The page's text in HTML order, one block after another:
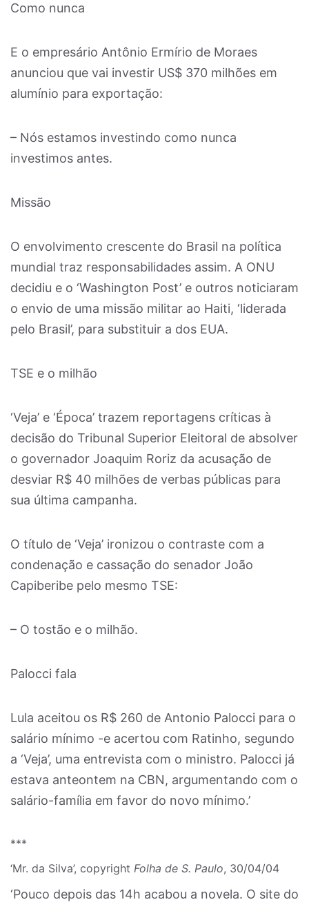
Como nunca
E o empresário Antônio Ermírio de Moraes
anunciou que vai investir US$ 370 milhões em
alumínio para exportação:
– Nós estamos investindo como nunca
investimos antes.
Missão
O envolvimento crescente do Brasil na política
mundial traz responsabilidades assim. A ONU
decidiu e o ‘Washington Post’ e outros noticiaram
o envio de uma missão militar ao Haiti, ‘liderada
pelo Brasil’, para substituir a dos EUA.
TSE e o milhão
‘Veja’ e ‘Época’ trazem reportagens críticas à
decisão do Tribunal Superior Eleitoral de absolver
o governador Joaquim Roriz da acusação de
desviar R$ 40 milhões de verbas públicas para
sua última campanha.
O título de ‘Veja’ ironizou o contraste com a
condenação e cassação do senador João
Capiberibe pelo mesmo TSE:
– O tostão e o milhão.
Palocci fala
Lula aceitou os R$ 260 de Antonio Palocci para o
salário mínimo -e acertou com Ratinho, segundo
a ‘Veja’, uma entrevista com o ministro. Palocci já
estava anteontem na CBN, argumentando com o
salário-família em favor do novo mínimo.’
***
‘Mr. da Silva’, copyright Folha de S. Paulo, 30/04/04
‘Pouco depois das 14h acabou a novela. O site do